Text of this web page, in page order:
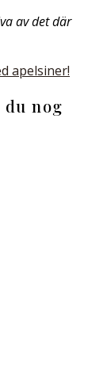
av det där
apelsiner!
nog